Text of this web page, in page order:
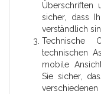
Überschriften
sicher, dass
verständlich
Technische
technischen
mobile
Sie sicher,
verschiedenen